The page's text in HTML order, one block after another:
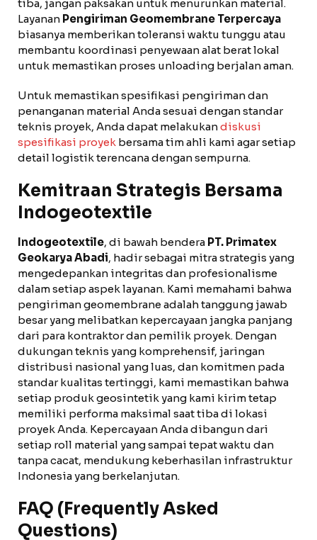
tiba, jangan paksakan untuk menurunkan material.
Layanan Pengiriman Geomembrane Terpercaya
biasanya memberikan toleransi waktu tunggu atau
membantu koordinasi penyewaan alat berat lokal
untuk memastikan proses unloading berjalan aman.
Untuk memastikan spesifikasi pengiriman dan
penanganan material Anda sesuai dengan standar
teknis proyek, Anda dapat melakukandiskusi
spesifikasi proyek bersama tim ahli kami agar setiap
detail logistik terencana dengan sempurna.
Kemitraan Strategis Bersama
Indogeotextile
Indogeotextile, di bawah bendera PT. Primatex
Geokarya Abadi, hadir sebagai mitra strategis yang
mengedepankan integritas dan profesionalisme
dalam setiap aspek layanan. Kami memahami bahwa
pengiriman geomembrane adalah tanggung jawab
besar yang melibatkan kepercayaan jangka panjang
dari para kontraktor dan pemilik proyek. Dengan
dukungan teknis yang komprehensif, jaringan
distribusi nasional yang luas, dan komitmen pada
standar kualitas tertinggi, kami memastikan bahwa
setiap produk geosintetik yang kami kirim tetap
memiliki performa maksimal saat tiba di lokasi
proyek Anda. Kepercayaan Anda dibangun dari
setiap roll material yang sampai tepat waktu dan
tanpa cacat, mendukung keberhasilan infrastruktur
Indonesia yang berkelanjutan.
FAQ (Frequently Asked
Questions)